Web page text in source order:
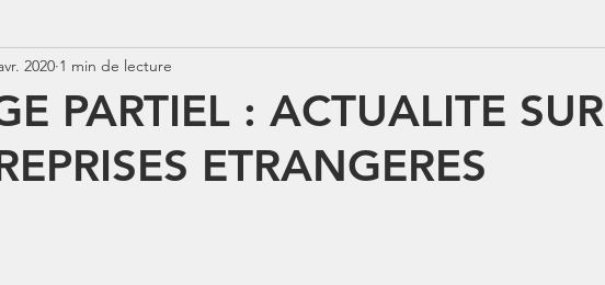
Jurisprudence Rémunération
BOSS Contrats aidés Jours fériés ABSENCES - IJSS
PARTIEL : ACTUALITE SUR
ETRANGERES
2020 1 min de lecture